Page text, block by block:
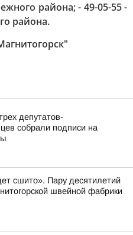
района; - 49-05-55 -
района.
депутатов-
собрали подписи на
сшито». Пару десятилетий
швейной фабрики